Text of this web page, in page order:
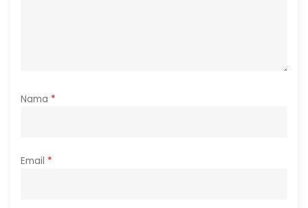
Nama *
Email *